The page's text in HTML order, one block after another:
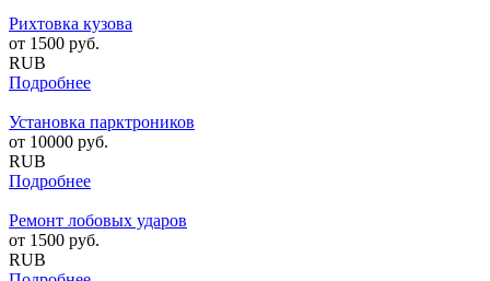
Рихтовка кузова
от 1500 руб.
RUB
Подробнее
Установка парктроников
от 10000 руб.
RUB
Подробнее
Ремонт лобовых ударов
от 1500 руб.
RUB